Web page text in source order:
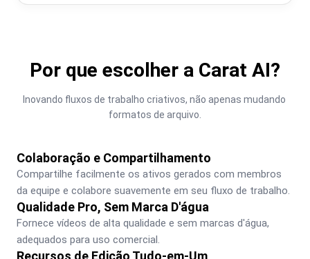
Por que escolher a Carat AI?
Inovando fluxos de trabalho criativos, não apenas mudando
formatos de arquivo.
Colaboração e Compartilhamento
Compartilhe facilmente os ativos gerados com membros
da equipe e colabore suavemente em seu fluxo de trabalho.
Qualidade Pro, Sem Marca D'água
Fornece vídeos de alta qualidade e sem marcas d'água,
adequados para uso comercial.
Recursos de Edição Tudo-em-Um